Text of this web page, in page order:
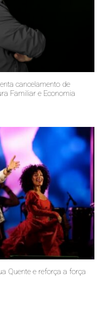
cancelamento de
Familiar e Economia
Quente e reforça a força